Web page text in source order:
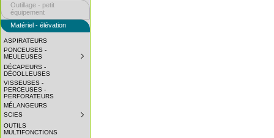
Outillage - petit
équipement
Matériel - élévation
ASPIRATEURS
PONCEUSES -
MEULEUSES
DÉCAPEURS -
DÉCOLLEUSES
VISSEUSES -
PERCEUSES -
PERFORATEURS
MÉLANGEURS
SCIES
OUTILS
MULTIFONCTIONS